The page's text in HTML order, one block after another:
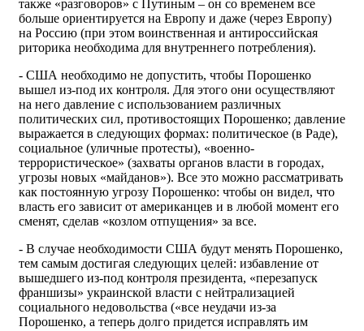
также «разговоров» с Путиным – он со временем все
больше ориентируется на Европу и даже (через Европу)
на Россию (при этом воинственная и антироссийская
риторика необходима для внутреннего потребления).
- США необходимо не допустить, чтобы Порошенко
вышел из-под их контроля. Для этого они осуществляют
на него давление с использованием различных
политических сил, противостоящих Порошенко; давление
выражается в следующих формах: политическое (в Раде),
социальное (уличные протесты), «военно-
террористическое» (захваты органов власти в городах,
угрозы новых «майданов»). Все это можно рассматривать
как постоянную угрозу Порошенко: чтобы он видел, что
власть его зависит от американцев и в любой момент его
сменят, сделав «козлом отпущения» за все.
- В случае необходимости США будут менять Порошенко,
тем самым достигая следующих целей: избавление от
вышедшего из-под контроля президента, «перезапуск
франшизы» украинской власти с нейтрализацией
социального недовольства («все неудачи из-за
Порошенко, а теперь долго придется исправлять им